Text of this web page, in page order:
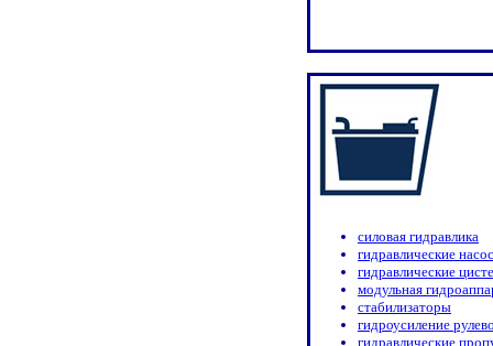
силовая гидравлика
гидравлические
гидравлические
модульная
стабилизаторы
гидроусиление
гидравлические